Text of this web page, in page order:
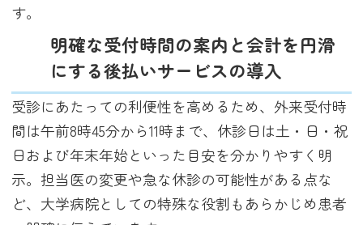
す。
明確な受付時間の案内と会計を円滑
にする後払いサービスの導入
受診にあたっての利便性を高めるため、外来受付時
間は午前8時45分から11時まで、休診日は土・日・祝
日および年末年始といった目安を分かりやすく明
示。担当医の変更や急な休診の可能性がある点な
ど、大学病院としての特殊な役割もあらかじめ患者